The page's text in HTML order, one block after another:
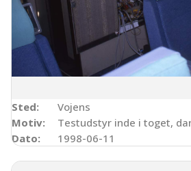
Sted:
Vojens
Motiv:
Testudstyr inde i toget,
Dato:
1998-06-11